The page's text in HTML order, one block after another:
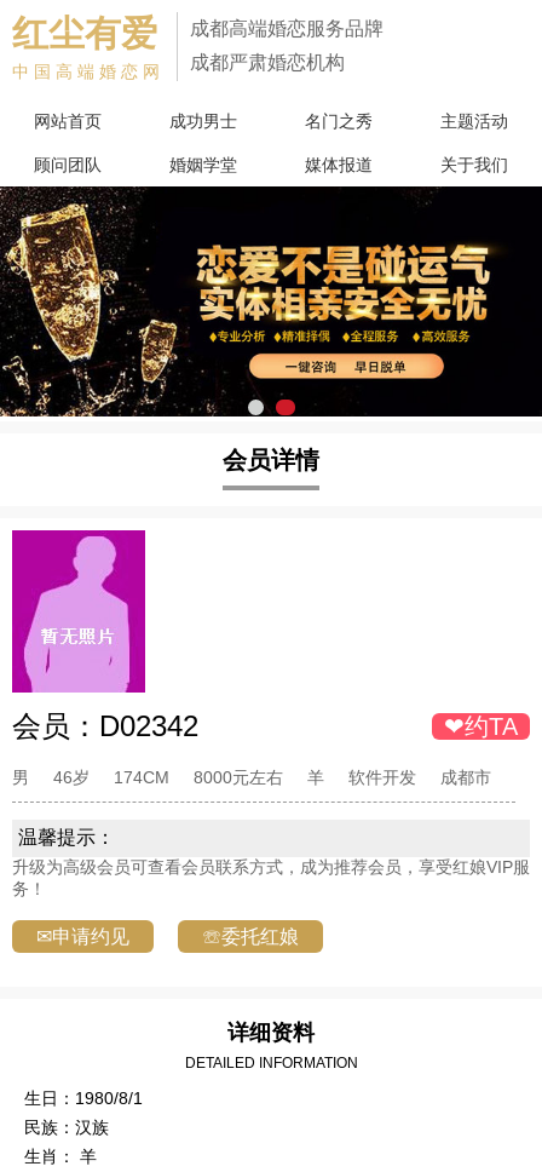
红尘有爱
中国高端婚恋网
成都高端婚恋服务品牌
成都严肃婚恋机构
网站首页 成功男士 名门之秀 主题活动
顾问团队 婚姻学堂 媒体报道 关于我们
会员详情
会员： D02342 ❤约TA
男 46岁 174CM 8000元左右 羊 软件开发 成都市
温馨提示：
升级为高级会员可查看会员联系方式，成为推荐会员，享受红娘VIP服
务！
✉申请约见 ☏委托红娘
详细资料
DETAILED INFORMATION
生日：1980/8/1
民族：汉族
生肖： 羊